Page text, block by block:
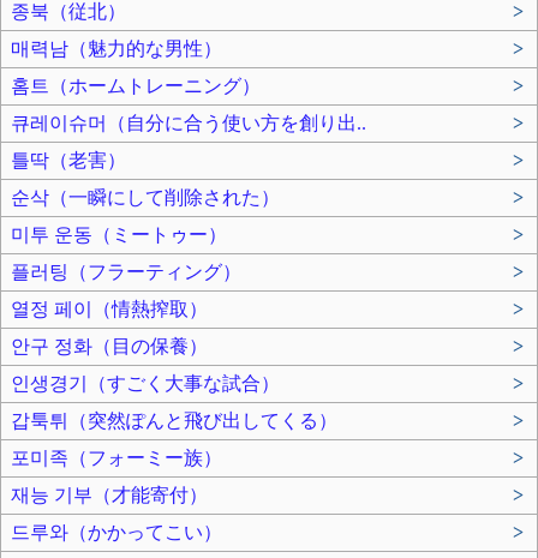
종북（従北）
>
매력남（魅力的な男性）
>
홈트（ホームトレーニング）
>
큐레이슈머（自分に合う使い方を創り出..
>
틀딱（老害）
>
순삭（一瞬にして削除された）
>
미투 운동（ミートゥー）
>
플러팅（フラーティング）
>
열정 페이（情熱搾取）
>
안구 정화（目の保養）
>
인생경기（すごく大事な試合）
>
갑툭튀（突然ぽんと飛び出してくる）
>
포미족（フォーミー族）
>
재능 기부（才能寄付）
>
드루와（かかってこい）
>